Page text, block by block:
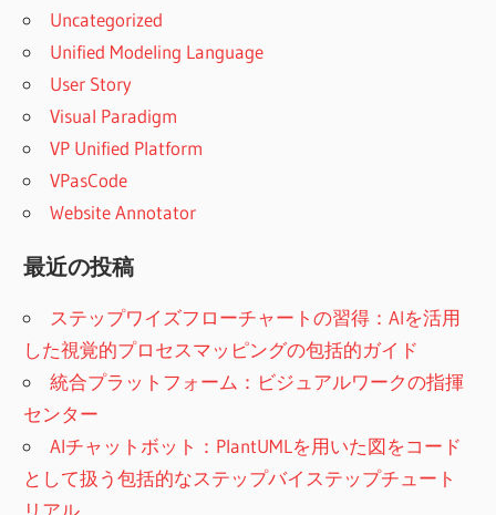
Uncategorized
Unified Modeling Language
User Story
Visual Paradigm
VP Unified Platform
VPasCode
Website Annotator
最近の投稿
ステップワイズフローチャートの習得：AIを活用
した視覚的プロセスマッピングの包括的ガイド
統合プラットフォーム：ビジュアルワークの指揮
センター
AIチャットボット：PlantUMLを用いた図をコード
として扱う包括的なステップバイステップチュート
リアル